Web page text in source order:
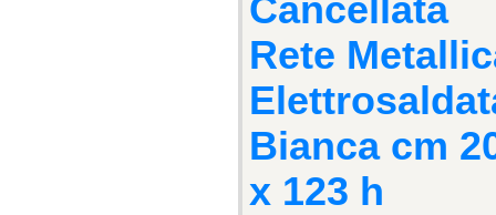
Cancellata
Rete
Bianca cm
x 123 h